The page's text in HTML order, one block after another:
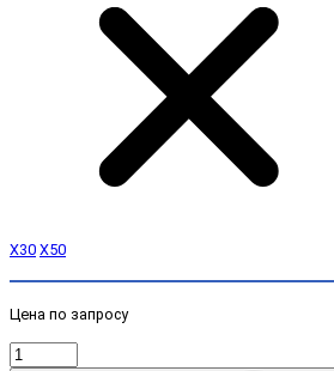
X30 X50
Цена по запросу